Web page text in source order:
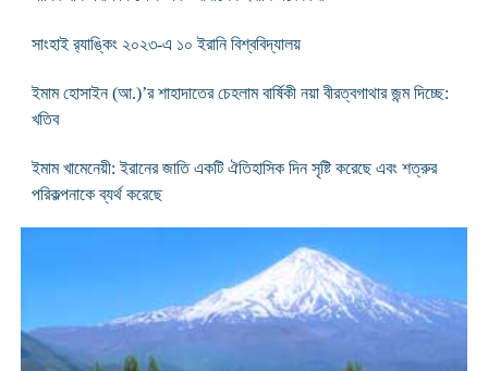
সাংহাই র‍্যাঙ্কিং ২০২৩-এ ১০ ইরানি বিশ্ববিদ্যালয়
ইমাম হোসাইন (আ.)’র শাহাদাতের চেহলাম বার্ষিকী নয়া বীরত্বগাথার জন্ম দিচ্ছে:
খতিব
ইমাম খামেনেয়ী: ইরানের জাতি একটি ঐতিহাসিক দিন সৃষ্টি করেছে এবং শত্রুর
পরিকল্পনাকে ব্যর্থ করেছে